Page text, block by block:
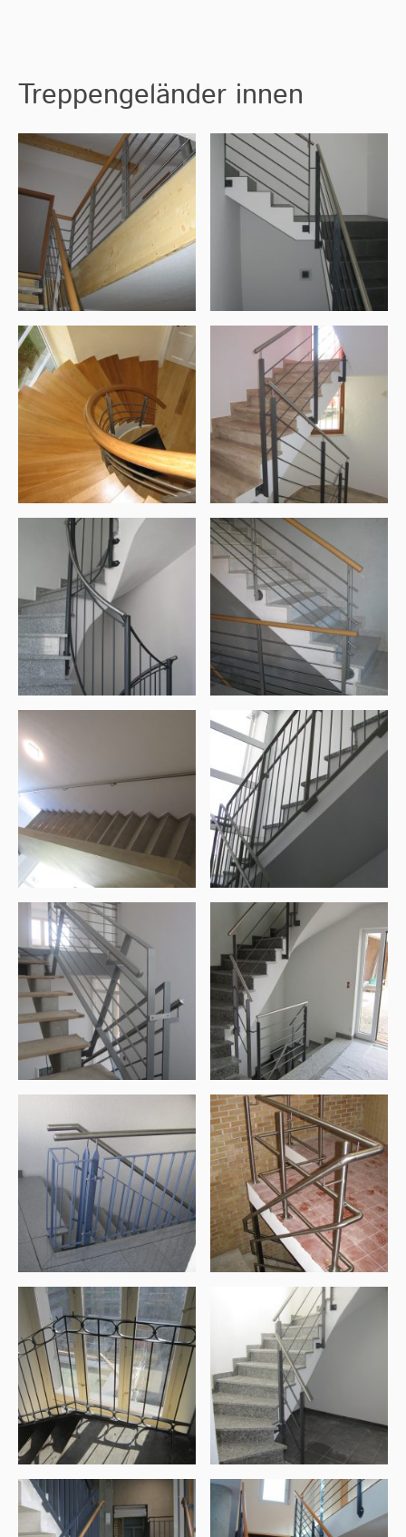
Treppengeländer innen